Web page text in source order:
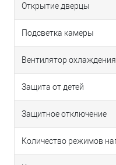
Открытие дверцы
Подсветка камеры
Вентилятор охлаждения
Защита от детей
Защитное отключение